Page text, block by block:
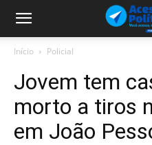
Início Policial
Jovem tem
morto a tiros
em João